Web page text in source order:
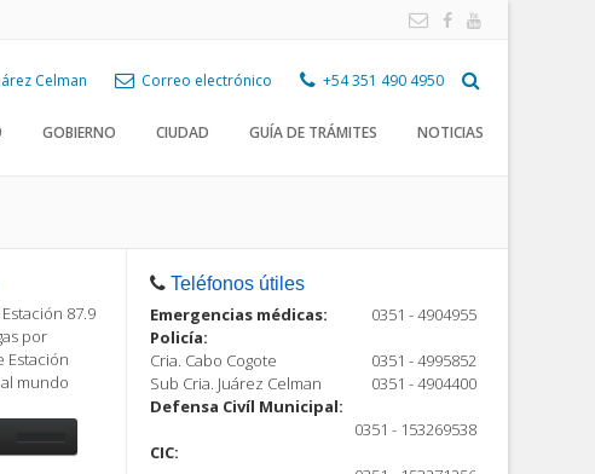
Celman Correo electrónico +54 351 490 4950
GOBIERNO CIUDAD GUÍA DE TRÁMITES NOTICIAS
87.9
por
Estación
mundo
Teléfonos útiles
Emergencias médicas:
0351 - 4904955
Policía:
Cria. Cabo Cogote
0351 - 4995852
Sub Cria. Juárez Celman
0351 - 4904400
Defensa Civíl Municipal:
0351 - 153269538
CIC: